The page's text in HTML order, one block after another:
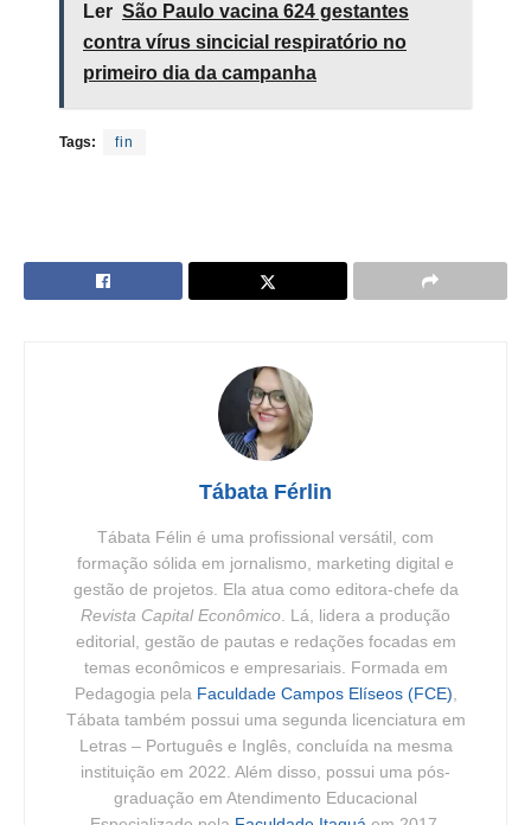
Ler São Paulo vacina 624 gestantes
contra vírus sincicial respiratório no
primeiro dia da campanha
Tags: fin
Tábata Férlin
Tábata Félin é uma profissional versátil, com
formação sólida em jornalismo, marketing digital e
gestão de projetos. Ela atua como editora-chefe da
Revista Capital Econômico . Lá, lidera a produção
editorial, gestão de pautas e redações focadas em
temas econômicos e empresariais. Formada em
Pedagogia pela Faculdade Campos Elíseos (FCE)
Tábata também possui uma segunda licenciatura em
Letras – Português e Inglês, concluída na mesma
instituição em 2022. Além disso, possui uma pós-
graduação em Atendimento Educacional